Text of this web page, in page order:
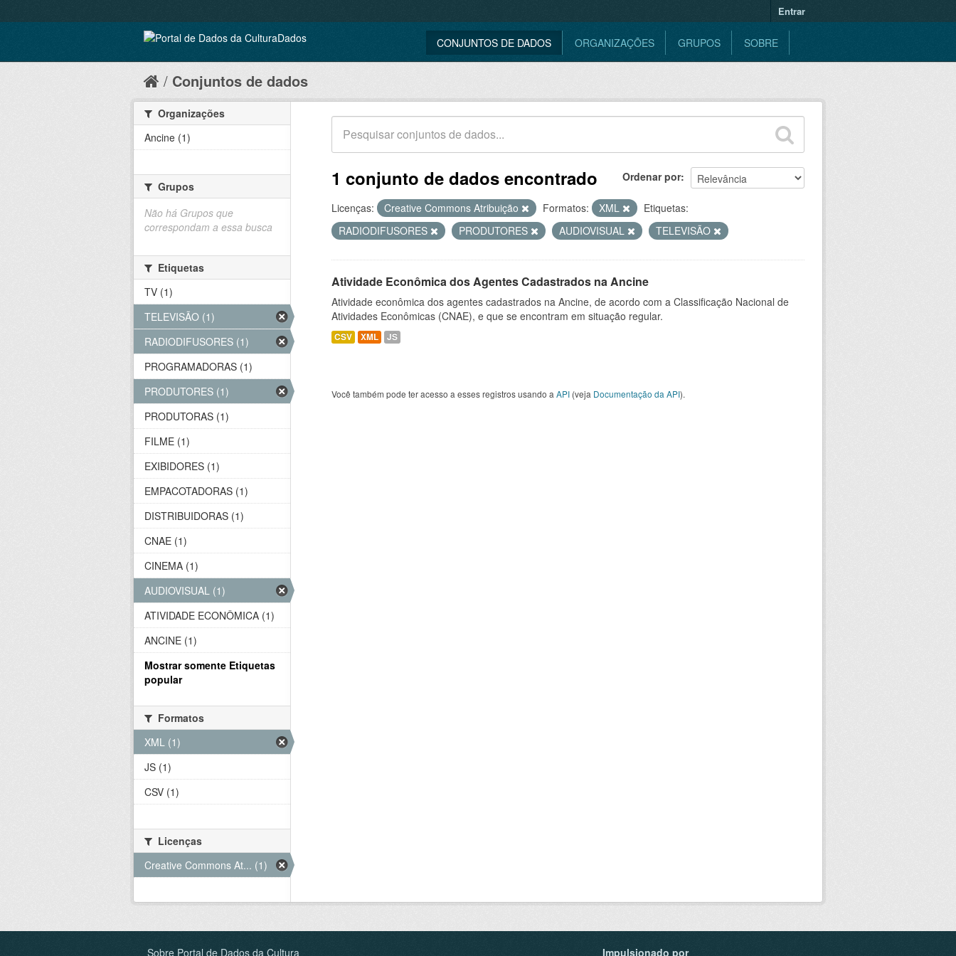
Entrar
CONJUNTOS DE DADOS ORGANIZAÇÕES GRUPOS SOBRE
Conjuntos de dados
Ordenar por
1 conjunto de dados encontrado
Licenças: Creative Commons Atribuição Formatos: XML
Etiquetas:
RADIODIFUSORES
PRODUTORES AUDIOVISUAL TELEVISÃO
Atividade Econômica dos Agentes Cadastrados na Ancine
Atividade econômica dos agentes cadastrados na Ancine, de acordo com a Classificação Nacional de
Atividades Econômicas (CNAE), e que se encontram em situação regular.
CSV XML JS
Você também pode ter acesso a esses registros usando a API (veja Documentação da API).
Organizações
Ancine (1)
Grupos
Não há Grupos que
correspondam a essa busca
Etiquetas
TV (1)
TELEVISÃO (1)
RADIODIFUSORES (1)
PROGRAMADORAS (1)
PRODUTORES (1)
PRODUTORAS (1)
FILME (1)
EXIBIDORES (1)
EMPACOTADORAS (1)
DISTRIBUIDORAS (1)
CNAE (1)
CINEMA (1)
AUDIOVISUAL (1)
ATIVIDADE ECONÔMICA (1)
ANCINE (1)
Mostrar somente Etiquetas
popular
Formatos
XML (1)
JS (1)
CSV (1)
Licenças
Creative Commons At... (1)
Sobre Portal de Dados da Cultura Impulsionado por